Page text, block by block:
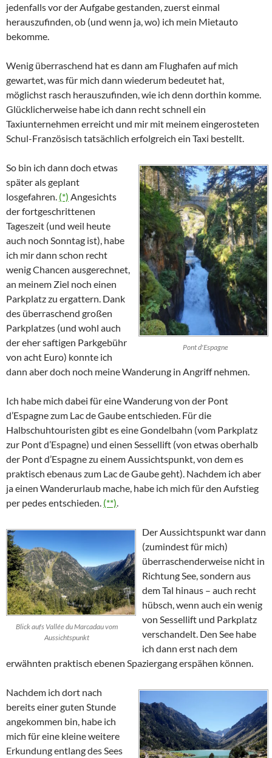
jedenfalls vor der Aufgabe gestanden, zuerst einmal
herauszufinden, ob (und wenn ja, wo) ich mein Mietauto
bekomme.
Wenig überraschend hat es dann am Flughafen auf mich
gewartet, was für mich dann wiederum bedeutet hat,
möglichst rasch herauszufinden, wie ich denn dorthin komme.
Glücklicherweise habe ich dann recht schnell ein
Taxiunternehmen erreicht und mir mit meinem eingerosteten
Schul-Französisch tatsächlich erfolgreich ein Taxi bestellt.
Pont d'Espagne
So bin ich dann doch etwas
später als geplant
losgefahren. (*) Angesichts
der fortgeschrittenen
Tageszeit (und weil heute
auch noch Sonntag ist), habe
ich mir dann schon recht
wenig Chancen ausgerechnet,
an meinem Ziel noch einen
Parkplatz zu ergattern. Dank
des überraschend großen
Parkplatzes (und wohl auch
der eher saftigen Parkgebühr
von acht Euro) konnte ich
dann aber doch noch meine Wanderung in Angriff nehmen.
Ich habe mich dabei für eine Wanderung von der Pont
d’Espagnezum Lac de Gaubeentschieden. Für die
Halbschuhtouristen gibt es eine Gondelbahn (vom Parkplatz
zur Pont d’Espagne) und einen Sessellift (von etwas oberhalb
der Pont d’Espagnezu einem Aussichtspunkt, von dem es
praktisch ebenaus zum Lac de Gaubegeht). Nachdem ich aber
ja einen Wanderurlaub mache, habe ich mich für den Aufstieg
per pedes entschieden. (**)
Blick aufs Vallée du Marcadau vom
Aussichtspunkt
Der Aussichtspunkt war dann
(zumindest für mich)
überraschenderweise nicht in
Richtung See, sondern aus
dem Tal hinaus – auch recht
hübsch, wenn auch ein wenig
von Sessellift und Parkplatz
verschandelt. Den See habe
ich dann erst nach dem
erwähnten praktisch ebenen Spaziergang erspähen können.
Nachdem ich dort nach
bereits einer guten Stunde
angekommen bin, habe ich
mich für eine kleine weitere
Erkundung entlang des Sees